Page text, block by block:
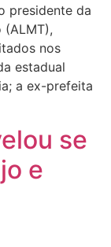
presidente da
(ALMT),
nos
estadual
a ex-prefeita
se
e